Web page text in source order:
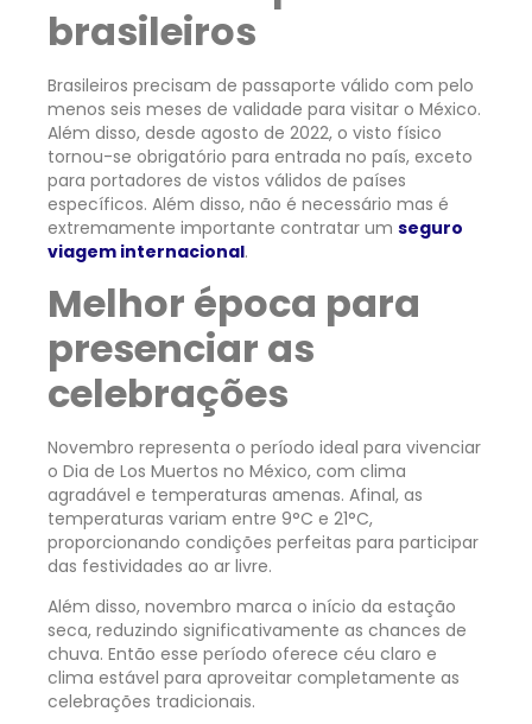
brasileiros
Brasileiros precisam de passaporte válido com pelo
menos seis meses de validade para visitar o México.
Além disso, desde agosto de 2022, o visto físico
tornou-se obrigatório para entrada no país, exceto
para portadores de vistos válidos de países
específicos. Além disso, não é necessário mas é
extremamente importante contratar um seguro
viagem internacional.
Melhor época para
presenciar as
celebrações
Novembro representa o período ideal para vivenciar
o Dia de Los Muertos no México, com clima
agradável e temperaturas amenas. Afinal, as
temperaturas variam entre 9°C e 21°C,
proporcionando condições perfeitas para participar
das festividades ao ar livre.
Além disso, novembro marca o início da estação
seca, reduzindo significativamente as chances de
chuva. Então esse período oferece céu claro e
clima estável para aproveitar completamente as
celebrações tradicionais.